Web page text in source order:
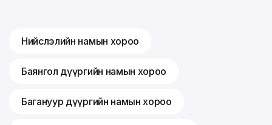
Нийслэлийн намын хороо
Баянгол дүүргийн намын хороо
Багануур дүүргийн намын хороо